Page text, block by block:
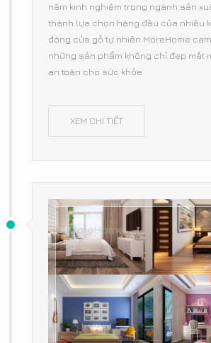
năm kinh nghiệm trong ngành sản
thành lựa chọn hàng đầu của nhiều
đóng cửa gỗ tự nhiên MoreHome
những sản phẩm không chỉ đẹp mắt
an toàn cho sức khỏe.
XEM CHI TIẾT